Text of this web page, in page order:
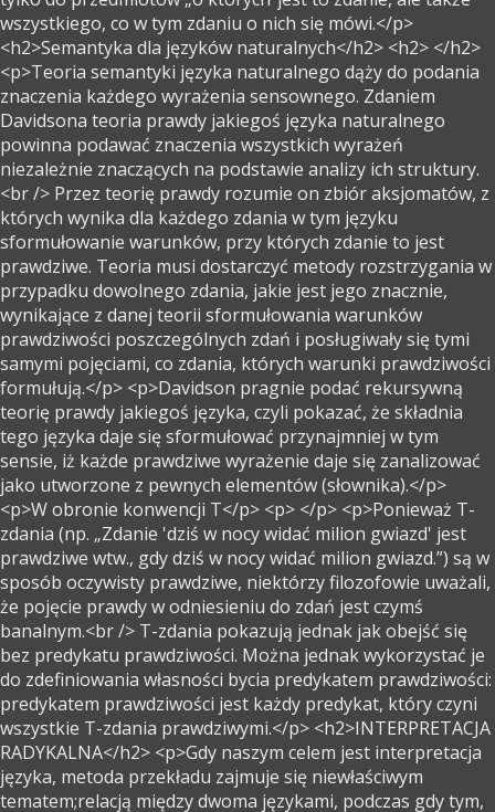
wszystkiego, co w tym zdaniu o nich się mówi.</p>
<h2>Semantyka dla języków naturalnych</h2> <h2> </h2>
<p>Teoria semantyki języka naturalnego dąży do podania
znaczenia każdego wyrażenia sensownego. Zdaniem
Davidsona teoria prawdy jakiegoś języka naturalnego
powinna podawać znaczenia wszystkich wyrażeń
niezależnie znaczących na podstawie analizy ich struktury.
<br /> Przez teorię prawdy rozumie on zbiór aksjomatów, z
których wynika dla każdego zdania w tym języku
sformułowanie warunków, przy których zdanie to jest
prawdziwe. Teoria musi dostarczyć metody rozstrzygania w
przypadku dowolnego zdania, jakie jest jego znacznie,
wynikające z danej teorii sformułowania warunków
prawdziwości poszczególnych zdań i posługiwały się tymi
samymi pojęciami, co zdania, których warunki prawdziwości
formułują.</p> <p>Davidson pragnie podać rekursywną
teorię prawdy jakiegoś języka, czyli pokazać, że składnia
tego języka daje się sformułować przynajmniej w tym
sensie, iż każde prawdziwe wyrażenie daje się zanalizować
jako utworzone z pewnych elementów (słownika).</p>
<p>W obronie konwencji T</p> <p> </p> <p>Ponieważ T-
zdania (np. „Zdanie 'dziś w nocy widać milion gwiazd' jest
prawdziwe wtw., gdy dziś w nocy widać milion gwiazd.”) są w
sposób oczywisty prawdziwe, niektórzy filozofowie uważali,
że pojęcie prawdy w odniesieniu do zdań jest czymś
banalnym.<br /> T-zdania pokazują jednak jak obejść się
bez predykatu prawdziwości. Można jednak wykorzystać je
do zdefiniowania własności bycia predykatem prawdziwości:
predykatem prawdziwości jest każdy predykat, który czyni
wszystkie T-zdania prawdziwymi.</p> <h2>INTERPRETACJA
RADYKALNA</h2> <p>Gdy naszym celem jest interpretacja
języka, metoda przekładu zajmuje się niewłaściwym
tematem;relacją między dwoma językami, podczas gdy tym,